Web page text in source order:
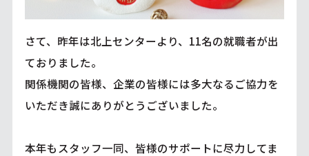
さて、昨年は北上センターより、11名の就職者が出
ておりました。
関係機関の皆様、企業の皆様には多大なるご協力を
いただき誠にありがとうございました。
本年もスタッフ一同、皆様のサポートに尽力してま